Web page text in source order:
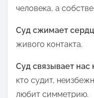
человека, а
Суд сжимает
живого контакта.
Суд связывает
кто судит,
любит симметрию.